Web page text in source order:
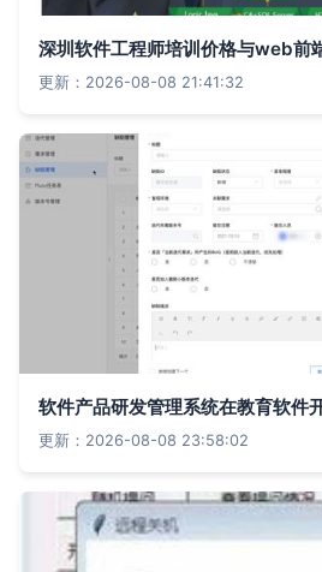
深圳软件工程师培训价格与web前
更新：2026-08-08 21:41:32
软件产品研发管理系统在教育软件
更新：2026-08-08 23:58:02